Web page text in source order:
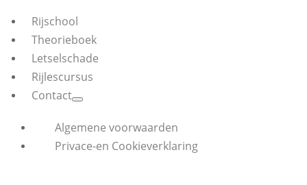
Rijschool
Theorieboek
Letselschade
Rijlescursus
Contact
Algemene voorwaarden
Privace-en Cookieverklaring